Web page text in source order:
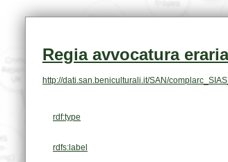
Regia avvocatura
http://dati.san.beniculturali.it/SAN/
rdf:type
rdfs:label